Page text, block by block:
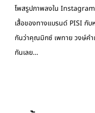
โพสรูปภาพลงใน
เสื้อของทางแบรนด์ PISI กั
กันว่าคุณมิกซ์ เพทาย วงษ์คำเ
กันเลย…